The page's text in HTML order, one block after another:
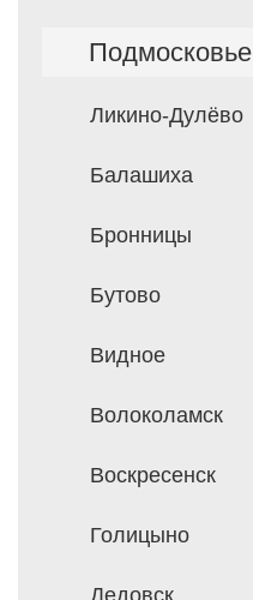
Подмосковье
Ликино-Дулёво
Балашиха
Бронницы
Бутово
Видное
Волоколамск
Воскресенск
Голицыно
Дедовск